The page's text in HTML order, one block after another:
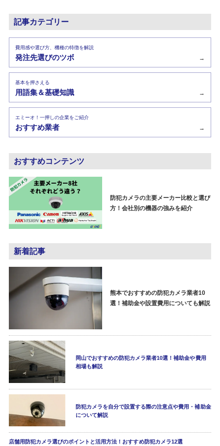
記事カテゴリー
費用感や選び方、機種の特徴を解説
発注先選びのツボ →
基本を押さえる
用語集＆基礎知識 →
エミーオ！一押しの企業をご紹介
おすすめ業者 →
おすすめコンテンツ
防犯カメラの主要メーカー比較と選び
方！会社別の機器の強みを紹介
新着記事
熊本でおすすめの防犯カメラ業者10
選！補助金や設置費用についても解説
岡山でおすすめの防犯カメラ業者10選！補助金や費用
相場も解説
防犯カメラを自分で設置する際の注意点や費用・補助金
について解説
店舗用防犯カメラ選びのポイントと活用方法！おすすめ防犯カメラ12選